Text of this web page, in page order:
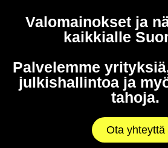
Valomainokset ja
kaikkialle
Palvelemme
julkishallintoa ja
tahoja.
Ota yhteyttä